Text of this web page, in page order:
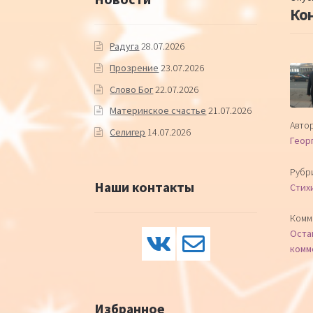
Радуга 28.07.2026
Прозрение 23.07.2026
Слово Бог22.07.2026
Материнское счастье 21.07.2026
Селигер 14.07.2026
Наши контакты
Избранное